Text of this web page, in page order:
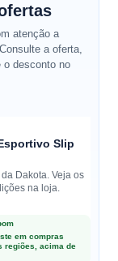
atenção a
a oferta,
o desconto no
Slip
Dakota. Veja os
na loja.
em compras
regiões, acima de